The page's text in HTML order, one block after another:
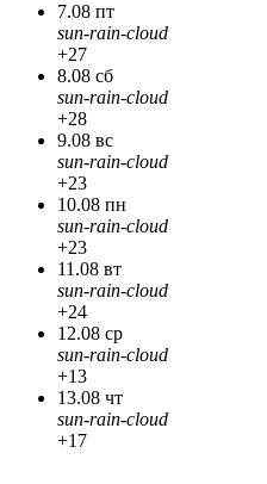
7.08 пт
sun-rain-cloud
+27
8.08 сб
sun-rain-cloud
+28
9.08 вс
sun-rain-cloud
+23
10.08 пн
sun-rain-cloud
+23
11.08 вт
sun-rain-cloud
+24
12.08 ср
sun-rain-cloud
+13
13.08 чт
sun-rain-cloud
+17